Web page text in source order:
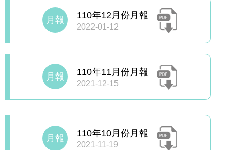
月報 110年12月份月報
2022-01-12
月報 110年11月份月報
2021-12-15
月報 110年10月份月報
2021-11-19